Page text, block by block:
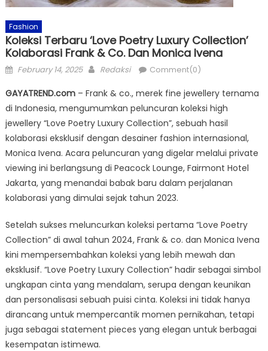
Fashion
Koleksi Terbaru ‘Love Poetry Luxury Collection’
Kolaborasi Frank & Co. Dan Monica Ivena
Posted
February 14, 2025 Author
Redaksi Comment(0)
GAYATREND.com– Frank & co., merek fine jewellery ternama
di Indonesia, mengumumkan peluncuran koleksi high
jewellery “Love Poetry Luxury Collection”, sebuah hasil
kolaborasi eksklusif dengan desainer fashion internasional,
Monica Ivena. Acara peluncuran yang digelar melalui private
viewing ini berlangsung di Peacock Lounge, Fairmont Hotel
Jakarta, yang menandai babak baru dalam perjalanan
kolaborasi yang dimulai sejak tahun 2023.
Setelah sukses meluncurkan koleksi pertama “Love Poetry
Collection” di awal tahun 2024, Frank & co. dan Monica Ivena
kini mempersembahkan koleksi yang lebih mewah dan
eksklusif. “Love Poetry Luxury Collection” hadir sebagai simbol
ungkapan cinta yang mendalam, serupa dengan keunikan
dan personalisasi sebuah puisi cinta. Koleksi ini tidak hanya
dirancang untuk mempercantik momen pernikahan, tetapi
juga sebagai statement pieces yang elegan untuk berbagai
kesempatan istimewa.